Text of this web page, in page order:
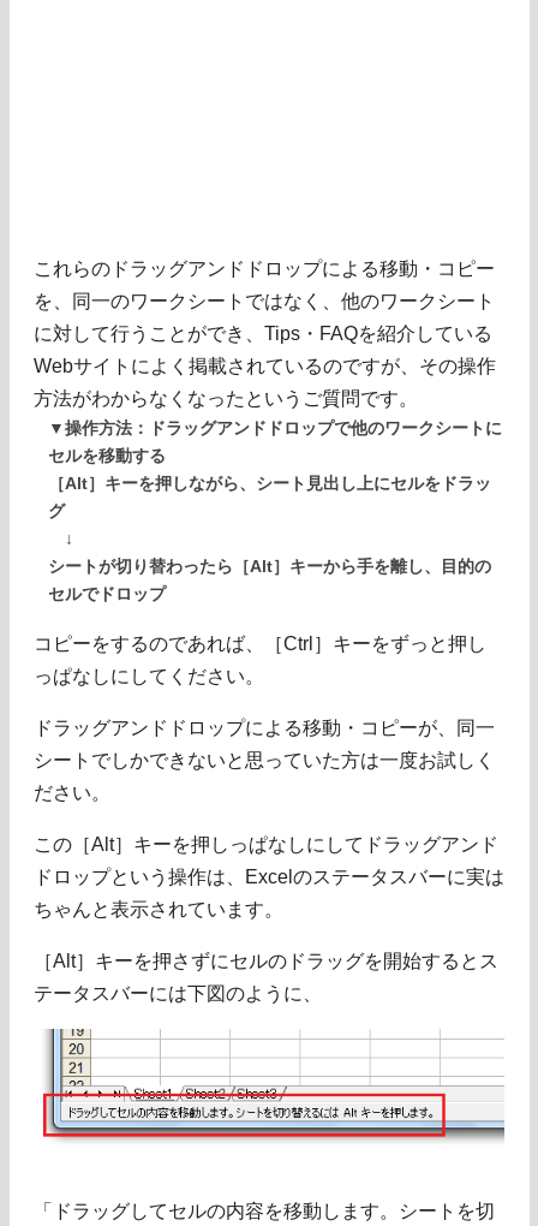
これらのドラッグアンドドロップによる移動・コピー
を、同一のワークシートではなく、他のワークシート
に対して行うことができ、Tips・FAQを紹介している
Webサイトによく掲載されているのですが、その操作
方法がわからなくなったというご質問です。
▼操作方法：ドラッグアンドドロップで他のワークシートに
セルを移動する
［Alt］キーを押しながら、シート見出し上にセルをドラッ
グ
↓
シートが切り替わったら［Alt］キーから手を離し、目的の
セルでドロップ
コピーをするのであれば、［Ctrl］キーをずっと押し
っぱなしにしてください。
ドラッグアンドドロップによる移動・コピーが、同一
シートでしかできないと思っていた方は一度お試しく
ださい。
この［Alt］キーを押しっぱなしにしてドラッグアンド
ドロップという操作は、Excelのステータスバーに実は
ちゃんと表示されています。
［Alt］キーを押さずにセルのドラッグを開始するとス
テータスバーには下図のように、
「ドラッグしてセルの内容を移動します。シートを切